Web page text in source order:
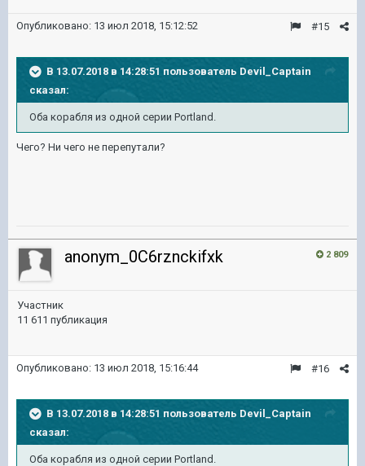
#15
Опубликовано: 13 июл 2018, 15:12:52
В 13.07.2018 в 14:28:51 пользователь Devil_Captain
сказал:
Оба корабля из одной серии Portland.
Чего? Ни чего не перепутали?
2 809
anonym_0C6rznckifxk
Участник
11 611 публикация
#16
Опубликовано: 13 июл 2018, 15:16:44
В 13.07.2018 в 14:28:51 пользователь Devil_Captain
сказал:
Оба корабля из одной серии Portland.